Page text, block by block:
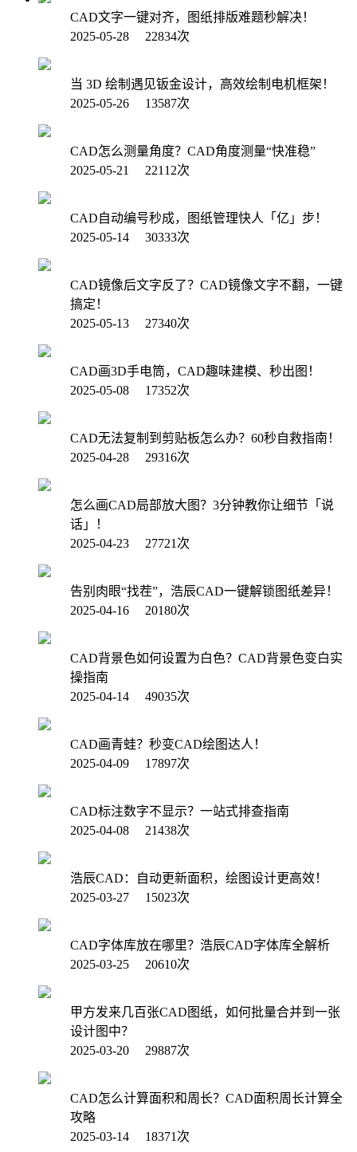
CAD文字一键对齐，图纸排版难题秒解决！
2025-05-28 22834次
当 3D 绘制遇见钣金设计，高效绘制电机框架！
2025-05-26 13587次
CAD怎么测量角度？CAD角度测量“快准稳”
2025-05-21 22112次
CAD自动编号秒成，图纸管理快人「亿」步！
2025-05-14 30333次
CAD镜像后文字反了？CAD镜像文字不翻，一键
搞定！
2025-05-13 27340次
CAD画3D手电筒，CAD趣味建模、秒出图！
2025-05-08 17352次
CAD无法复制到剪贴板怎么办？60秒自救指南！
2025-04-28 29316次
怎么画CAD局部放大图？3分钟教你让细节「说
话」！
2025-04-23 27721次
告别肉眼“找茬”，浩辰CAD一键解锁图纸差异！
2025-04-16 20180次
CAD背景色如何设置为白色？CAD背景色变白实
操指南
2025-04-14 49035次
CAD画青蛙？秒变CAD绘图达人！
2025-04-09 17897次
CAD标注数字不显示？一站式排查指南
2025-04-08 21438次
浩辰CAD：自动更新面积，绘图设计更高效！
2025-03-27 15023次
CAD字体库放在哪里？浩辰CAD字体库全解析
2025-03-25 20610次
甲方发来几百张CAD图纸，如何批量合并到一张
设计图中？
2025-03-20 29887次
CAD怎么计算面积和周长？CAD面积周长计算全
攻略
2025-03-14 18371次